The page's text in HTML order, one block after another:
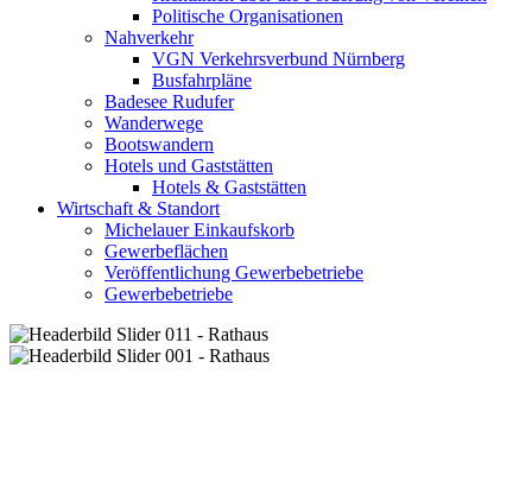
Politische Organisationen
Nahverkehr
VGN Verkehrsverbund Nürnberg
Busfahrpläne
Badesee Rudufer
Wanderwege
Bootswandern
Hotels und Gaststätten
Hotels & Gaststätten
Wirtschaft & Standort
Michelauer Einkaufskorb
Gewerbeflächen
Veröffentlichung Gewerbebetriebe
Gewerbebetriebe